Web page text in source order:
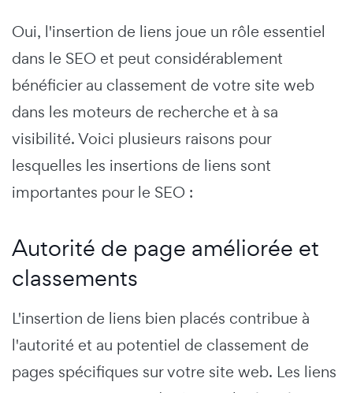
Oui, l'insertion de liens joue un rôle essentiel
dans le SEO et peut considérablement
bénéficier au classement de votre site web
dans les moteurs de recherche et à sa
visibilité. Voici plusieurs raisons pour
lesquelles les insertions de liens sont
importantes pour le SEO :
Autorité de page améliorée et
classements
L'insertion de liens bien placés contribue à
l'autorité et au potentiel de classement de
pages spécifiques sur votre site web. Les liens